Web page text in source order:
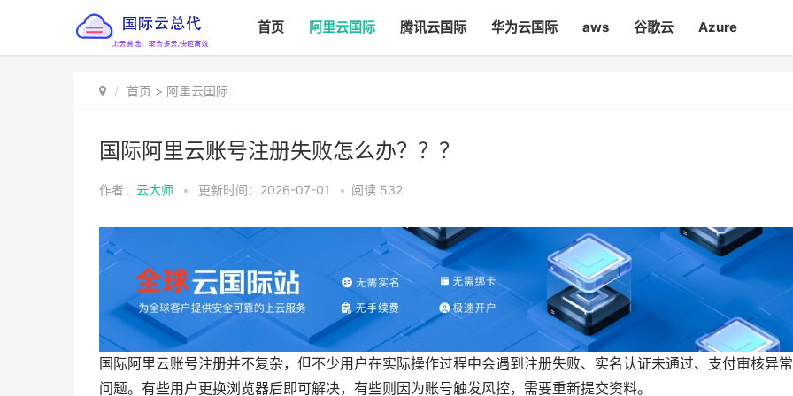
首页 阿里云国际 腾讯云国际 华为云国际 aws 谷歌云 Azure
首页 > 阿里云国际
国际阿里云账号注册失败怎么办？？？
作者： 云大师 • 更新时间：2026-07-01 • 阅读 532
国际阿里云账号注册并不复杂，但不少用户在实际操作过程中会遇到注册失败、实名认证未通过、支付审核异
问题。有些用户更换浏览器后即可解决，有些则因为账号触发风控，需要重新提交资料。